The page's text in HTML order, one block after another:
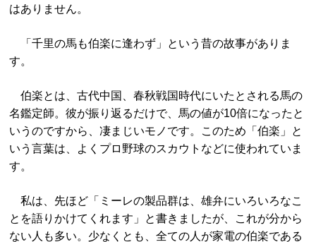
はありません。
「千里の馬も伯楽に逢わず」という昔の故事がありま
す。
伯楽とは、古代中国、春秋戦国時代にいたとされる馬の
名鑑定師。彼が振り返るだけで、馬の値が10倍になったと
いうのですから、凄まじいモノです。このため「伯楽」と
いう言葉は、よくプロ野球のスカウトなどに使われていま
す。
私は、先ほど「ミーレの製品群は、雄弁にいろいろなこ
とを語りかけてくれます」と書きましたが、これが分から
ない人も多い。少なくとも、全ての人が家電の伯楽である